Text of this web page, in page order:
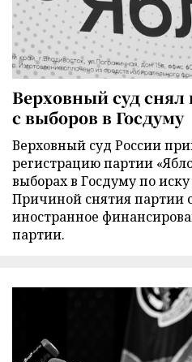
Верховный суд
с выборов в Госдуму
Верховный суд России
регистрацию партии
выборах в Госдуму по
Причиной снятия партии
иностранное
партии.